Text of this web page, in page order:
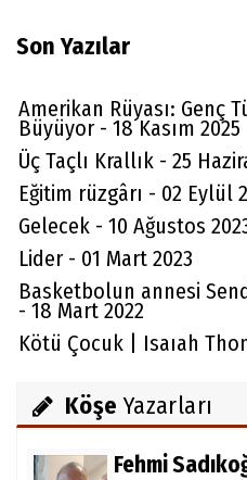
Son Yazılar
Amerikan Rüyası: Genç
Büyüyor - 18 Kasım 2025
Üç Taçlı Krallık - 25
Eğitim rüzgârı - 02 Eylül
Gelecek - 10 Ağustos
Lider - 01 Mart 2023
Basketbolun annesi
- 18 Mart 2022
Kötü Çocuk | Isaıah
Köşe Yazarları
Aydın Örs
Ataman için
Melda
Fehmi